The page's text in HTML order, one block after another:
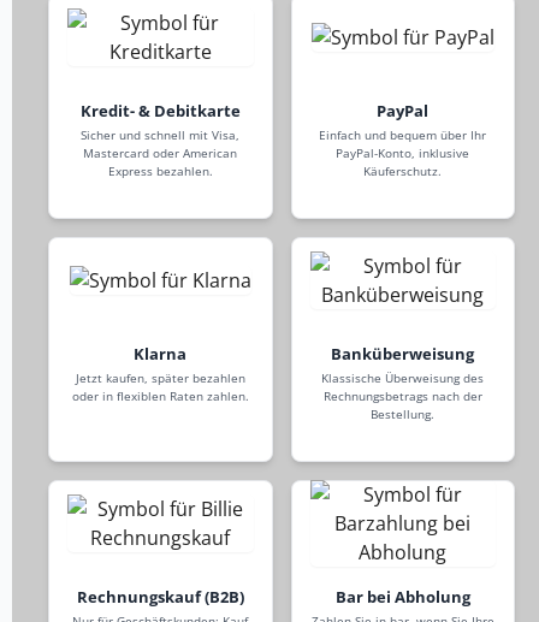
Kredit- & Debitkarte
Sicher und schnell mit Visa,
Mastercard oder American
Express bezahlen.
PayPal
Einfach und bequem über Ihr
PayPal-Konto, inklusive
Käuferschutz.
Klarna
Jetzt kaufen, später bezahlen
oder in flexiblen Raten zahlen.
Banküberweisung
Klassische Überweisung des
Rechnungsbetrags nach der
Bestellung.
Rechnungskauf (B2B) Bar bei Abholung